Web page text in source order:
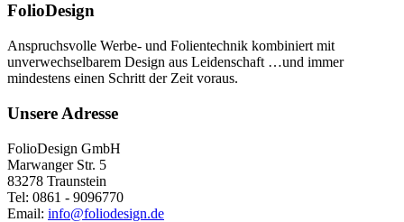
FolioDesign
Anspruchsvolle Werbe- und Folientechnik kombiniert mit
unverwechselbarem Design aus Leidenschaft …und immer
mindestens einen Schritt der Zeit voraus.
Unsere Adresse
FolioDesign GmbH
Marwanger Str. 5
83278 Traunstein
Tel: 0861 - 9096770
Email: info@foliodesign.de